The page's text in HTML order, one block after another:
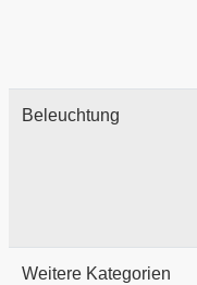
Beleuchtung
Weitere Kategorien